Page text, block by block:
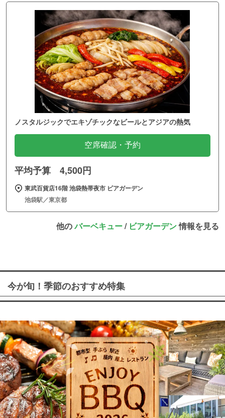
ノスタルジックでエキゾチックなビールとアジアの熱気
空席確認・予約
平均予算 4,500円
東武百貨店16階 池袋熱帯夜市 ビアガーデン
池袋駅／東京都
他のバーベキュー/ ビアガーデン情報を見る
今が旬！季節のおすすめ特集